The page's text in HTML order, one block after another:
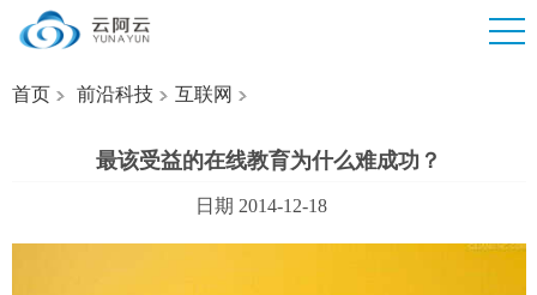
首页 前沿科技 互联网
最该受益的在线教育为什么难成功？
日期 2014-12-18